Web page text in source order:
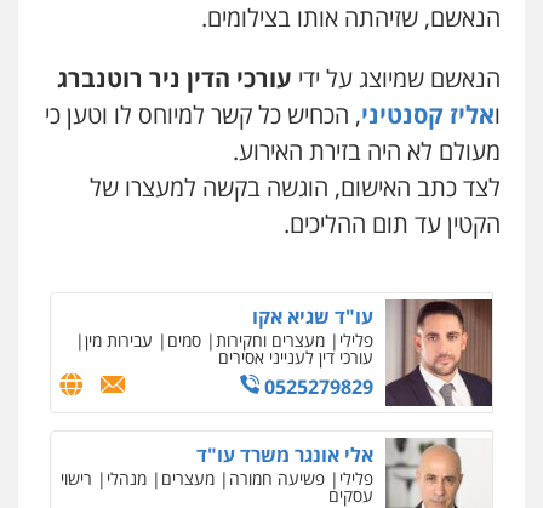
הנאשם, שזיהתה אותו בצילומים.
הנאשם שמיוצג על ידי עורכי הדין ניר רוטנברג
ואליז קסנטיני, הכחיש כל קשר למיוחס לו וטען כי
מעולם לא היה בזירת האירוע.
לצד כתב האישום, הוגשה בקשה למעצרו של
הקטין עד תום ההליכים.
ומעצרים
0508824984
עו"ד תומר בנישתי
פלילי מעצרים וחקירות צווארון לבן פשיעה
חמורה
עו"ד שגיא אקו
פלילי מעצרים וחקירות סמים עבירות מין
עורכי דין לענייני אסירים
0525279829
אלי אונגר משרד עו"ד
פלילי פשיעה חמורה מעצרים מנהלי רישוי
עסקים